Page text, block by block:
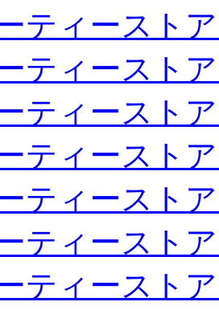
ティースト
ティースト
ティースト
ティースト
ティースト
ティースト
ティースト